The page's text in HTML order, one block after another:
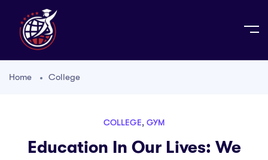
Home College
COLLEGE, GYM
Education In Our Lives: We